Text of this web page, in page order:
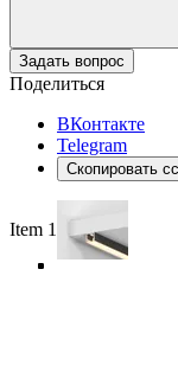
Задать вопрос
Поделиться
ВКонтакте
Telegram
Скопировать
Item 1 of 5